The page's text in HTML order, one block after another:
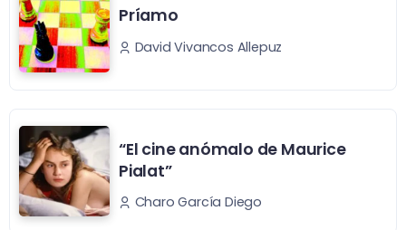
Príamo
David Vivancos Allepuz
“El cine anómalo de Maurice
Pialat”
Charo García Diego